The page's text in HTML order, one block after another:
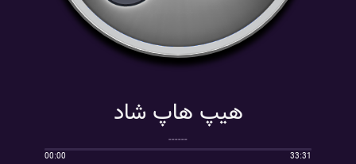
هیپ هاپ شاد
------
00:00 33:31